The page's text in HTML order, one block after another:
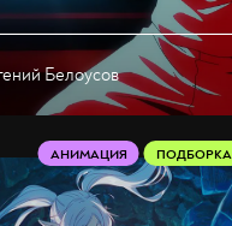
Белоусов
АНИМАЦИЯ ПОДБОРКА